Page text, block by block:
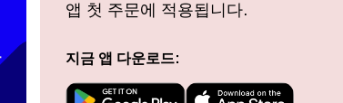
앱 첫 주문에 적용됩니다.
지금 앱 다운로드:
는 회원가입